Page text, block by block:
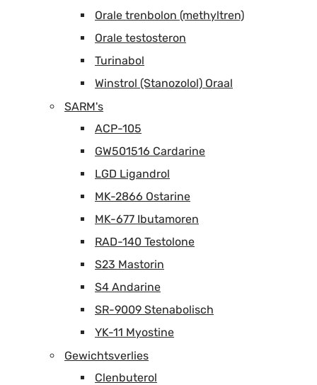
Orale trenbolon (methyltren)
Orale testosteron
Turinabol
Winstrol (Stanozolol) Oraal
SARM's
ACP-105
GW501516 Cardarine
LGD Ligandrol
MK-2866 Ostarine
MK-677 Ibutamoren
RAD-140 Testolone
S23 Mastorin
S4 Andarine
SR-9009 Stenabolisch
YK-11 Myostine
Gewichtsverlies
Clenbuterol